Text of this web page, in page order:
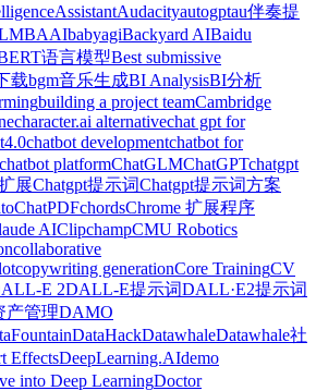
AssistantAudacityautogptau伴奏提
BAAIbabyagiBackyard AIBaidu
语言模型Best submissive
载bgm音乐生成BI AnalysisBI分析
building a project teamCambridge
character.ai alternativechat gpt for
chatbot developmentchatbot for
chatbot platformChatGLMChatGPTchatgpt
展Chatgpt提示词Chatgpt提示词方案
ChatPDFchordsChrome 扩展程序
AIClipchampCMU Robotics
collaborative
copywriting generationCore TrainingCV
E 2DALL-E提示词DALL·E2提示词
产管理DAMO
DataHackDatawhaleDatawhale社
EffectsDeepLearning.AIdemo
into Deep LearningDoctor